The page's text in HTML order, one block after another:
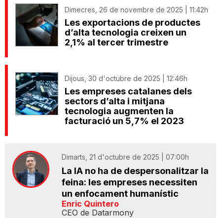
Dimecres, 26 de novembre de 2025 | 11:42h
Les exportacions de productes
d’alta tecnologia creixen un
2,1% al tercer trimestre
Dijous, 30 d'octubre de 2025 | 12:46h
Les empreses catalanes dels
sectors d’alta i mitjana
tecnologia augmenten la
facturació un 5,7% el 2023
Dimarts, 21 d'octubre de 2025 | 07:00h
La IA no ha de despersonalitzar la
feina: les empreses necessiten
un enfocament humanístic
Enric Quintero
CEO de Datarmony